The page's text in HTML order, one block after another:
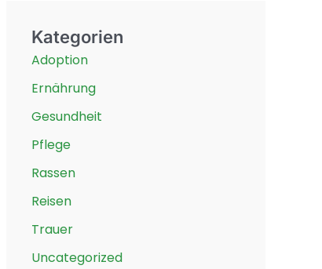
Kategorien
Adoption
Ernährung
Gesundheit
Pflege
Rassen
Reisen
Trauer
Uncategorized